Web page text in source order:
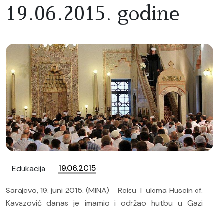
19.06.2015. godine
Edukacija 19.06.2015
Sarajevo, 19. juni 2015. (MINA) – Reisu-l-ulema Husein ef.
Kavazović danas je imamio i održao hutbu u Gazi